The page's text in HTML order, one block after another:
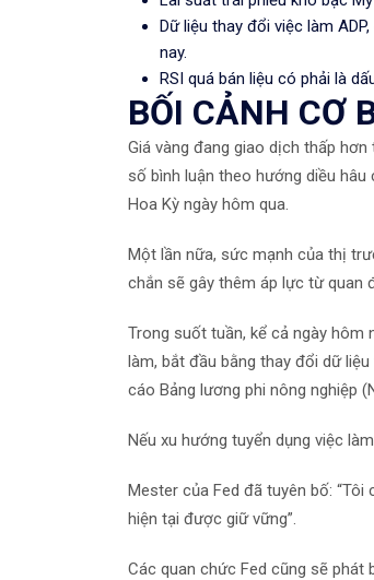
Dữ liệu thay đổi việc làm
nay.
RSI quá bán liệu có phải là
BỐI CẢNH CƠ
Giá vàng đang giao dịch thấp
số bình luận theo hướng diều
Hoa Kỳ ngày hôm qua.
Một lần nữa, sức mạnh của thị
chắn sẽ gây thêm áp lực từ quan
Trong suốt tuần, kể cả ngày
làm, bắt đầu bằng thay đổi dữ
cáo Bảng lương phi nông nghiệp
Nếu xu hướng tuyển dụng việc
Mester của Fed đã tuyên bố: “Tôi
hiện tại được giữ vững”.
Các quan chức Fed cũng sẽ phát